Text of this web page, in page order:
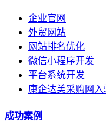
企业官网
外贸网站
网站排名优化
微信小程序开发
平台系统开发
康企达美采购网入
成功案例